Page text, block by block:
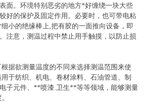
面。环境特别恶劣的地方*好缠绕一块大些
好的保护及固定作用。必要时，也可带电粘
小的绝缘棒上,把有胶的一面推向设备，即
注意，测温过程中禁止用手触摸，以防止损
根据欲测量温度的不同来选择测温范围来使
用于纺织、机电、卷材涂料、石油管道、制
子元件、**喷漆.卫生**等等领域，能够测量